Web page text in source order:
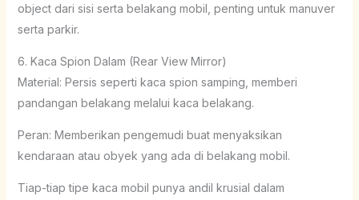
object dari sisi serta belakang mobil, penting untuk manuver
serta parkir.
6. Kaca Spion Dalam (Rear View Mirror)
Material: Persis seperti kaca spion samping, memberi
pandangan belakang melalui kaca belakang.
Peran: Memberikan pengemudi buat menyaksikan
kendaraan atau obyek yang ada di belakang mobil.
Tiap-tiap tipe kaca mobil punya andil krusial dalam